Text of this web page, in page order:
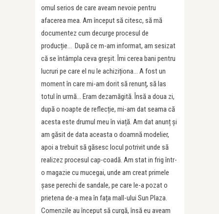
omul serios de care aveam nevoie pentru
afacerea mea. Am început să citesc, să mă
documentez cum decurge procesul de
producție… După ce m-am informat, am sesizat
că se întâmpla ceva greșit. Îmi cerea bani pentru
lucruri pe care el nu le achiziționa… A fost un
moment în care mi-am dorit să renunț, să las
totul în urmă… Eram dezamăgită. Însă a doua zi,
după o noapte de reflecție, mi-am dat seama că
acesta este drumul meu în viață. Am dat anunț și
am găsit de data aceasta o doamnă modelier,
apoi a trebuit să găsesc locul potrivit unde să
realizez procesul cap-coadă. Am stat in frig într-
o magazie cu mucegai, unde am creat primele
șase perechi de sandale, pe care le-a pozat o
prietena de-a mea în fața mall-ului Sun Plaza.
Comenzile au început să curgă, însă eu aveam